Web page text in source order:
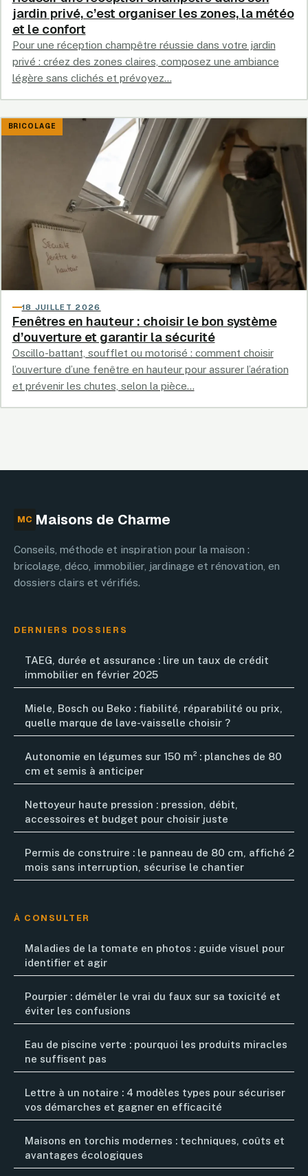
jardin privé, c’est organiser les zones, la météo
et le confort
Pour une réception champêtre réussie dans votre jardin
privé : créez des zones claires, composez une ambiance
légère sans clichés et prévoyez…
BRICOLAGE
Fenêtres en hauteur : choisir le bon système
d’ouverture et garantir la sécurité
18 JUILLET 2026
Oscillo-battant, soufflet ou motorisé : comment choisir
l’ouverture d’une fenêtre en hauteur pour assurer l’aération
et prévenir les chutes, selon la pièce…
MC Maisons de Charme
Conseils, méthode et inspiration pour la maison :
bricolage, déco, immobilier, jardinage et rénovation, en
dossiers clairs et vérifiés.
DERNIERS DOSSIERS
TAEG, durée et assurance : lire un taux de crédit
immobilier en février 2025
Miele, Bosch ou Beko : fiabilité, réparabilité ou prix,
quelle marque de lave-vaisselle choisir ?
Autonomie en légumes sur 150 m² : planches de 80
cm et semis à anticiper
Nettoyeur haute pression : pression, débit,
accessoires et budget pour choisir juste
Permis de construire : le panneau de 80 cm, affiché 2
mois sans interruption, sécurise le chantier
À CONSULTER
Maladies de la tomate en photos : guide visuel pour
identifier et agir
Pourpier : démêler le vrai du faux sur sa toxicité et
éviter les confusions
Eau de piscine verte : pourquoi les produits miracles
ne suffisent pas
Lettre à un notaire : 4 modèles types pour sécuriser
vos démarches et gagner en efficacité
Maisons en torchis modernes : techniques, coûts et
avantages écologiques